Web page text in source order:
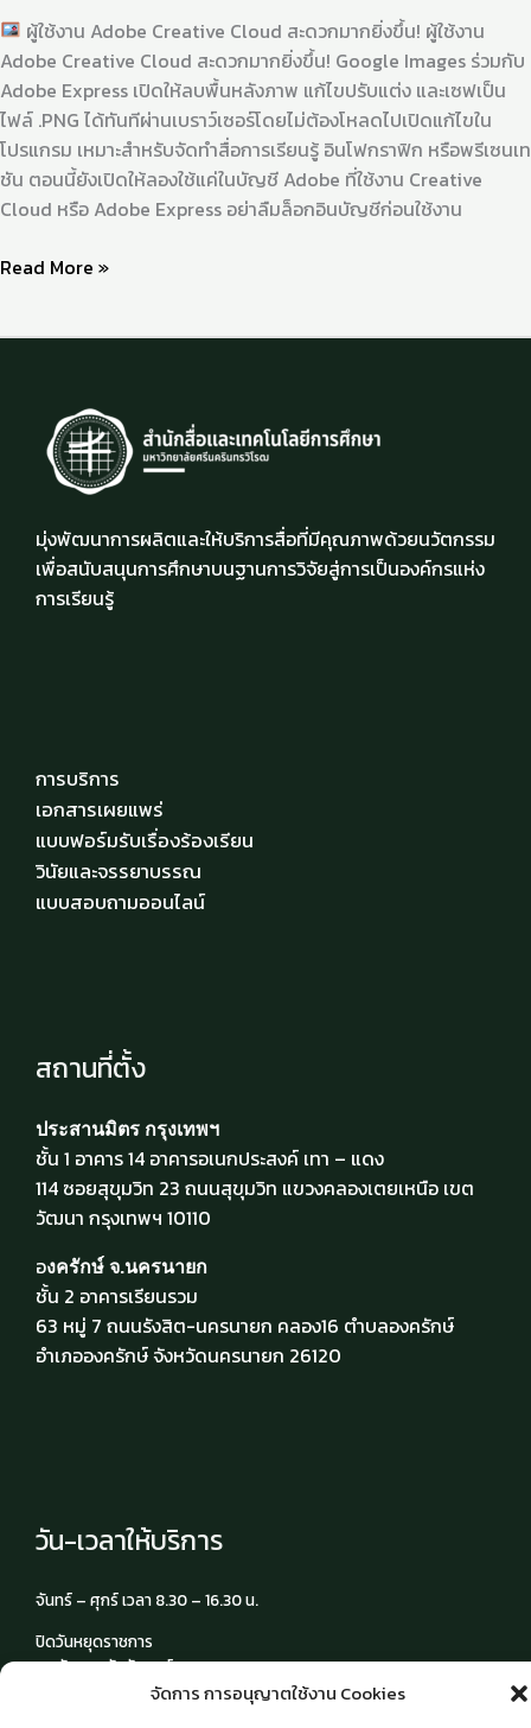
จัดการ การอนุญาตใช้งาน Cookies
ผู้ใช้งาน Adobe Creative Cloud สะดวกมากยิ่งขึ้น! ผู้ใช้งาน
Adobe Creative Cloud สะดวกมากยิ่งขึ้น! Google Images ร่วมกับ
Adobe Express เปิดให้ลบพื้นหลังภาพ แก้ไขปรับแต่ง และเซฟเป็น
ไฟล์ .PNG ได้ทันทีผ่านเบราว์เซอร์โดยไม่ต้องโหลดไปเปิดแก้ไขใน
โปรแกรม เหมาะสำหรับจัดทำสื่อการเรียนรู้ อินโฟกราฟิก หรือพรีเซนเท
ชัน ตอนนี้ยังเปิดให้ลองใช้แค่ในบัญชี Adobe ที่ใช้งาน Creative
Cloud หรือ Adobe Express อย่าลืมล็อกอินบัญชีก่อนใช้งาน
Read More »
มุ่งพัฒนาการผลิตและให้บริการสื่อที่มีคุณภาพด้วยนวัตกรรม
เพื่อสนับสนุนการศึกษาบนฐานการวิจัยสู่การเป็นองค์กรแห่ง
การเรียนรู้
การบริการ
เอกสารเผยแพร่
แบบฟอร์มรับเรื่องร้องเรียน
วินัยและจรรยาบรรณ
แบบสอบถามออนไลน์
สถานที่ตั้ง
ประสานมิตร กรุงเทพฯ
ชั้น 1 อาคาร 14 อาคารอเนกประสงค์ เทา – แดง
114 ซอยสุขุมวิท 23 ถนนสุขุมวิท แขวงคลองเตยเหนือ เขต
วัฒนา กรุงเทพฯ 10110
องครักษ์ จ.นครนายก
ชั้น 2 อาคารเรียนรวม
63 หมู่ 7 ถนนรังสิต-นครนายก คลอง16 ตำบลองครักษ์
อำเภอองครักษ์ จังหวัดนครนายก 26120
วัน-เวลาให้บริการ
จันทร์ – ศุกร์ เวลา 8.30 – 16.30 น.
ปิดวันหยุดราชการ
และวันหยุดนักขัตฤกษ์